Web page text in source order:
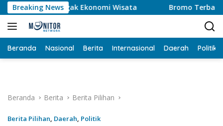
Langsung
ke
konten
Breaking News
Ekonomi Wisata Bromo Terbakar, Legislator
Beranda Nasional Berita Internasional Daerah Politik
Beranda Berita Berita Pilihan
Berita Pilihan, Daerah, Politik